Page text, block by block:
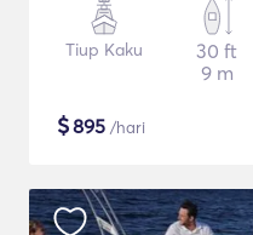
Tiup Kaku
30 ft
9 m
$895 /hari